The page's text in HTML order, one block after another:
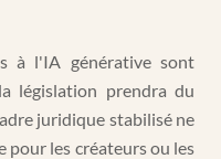
à l'IA générative sont
législation prendra du
juridique stabilisé ne
pour les créateurs ou les